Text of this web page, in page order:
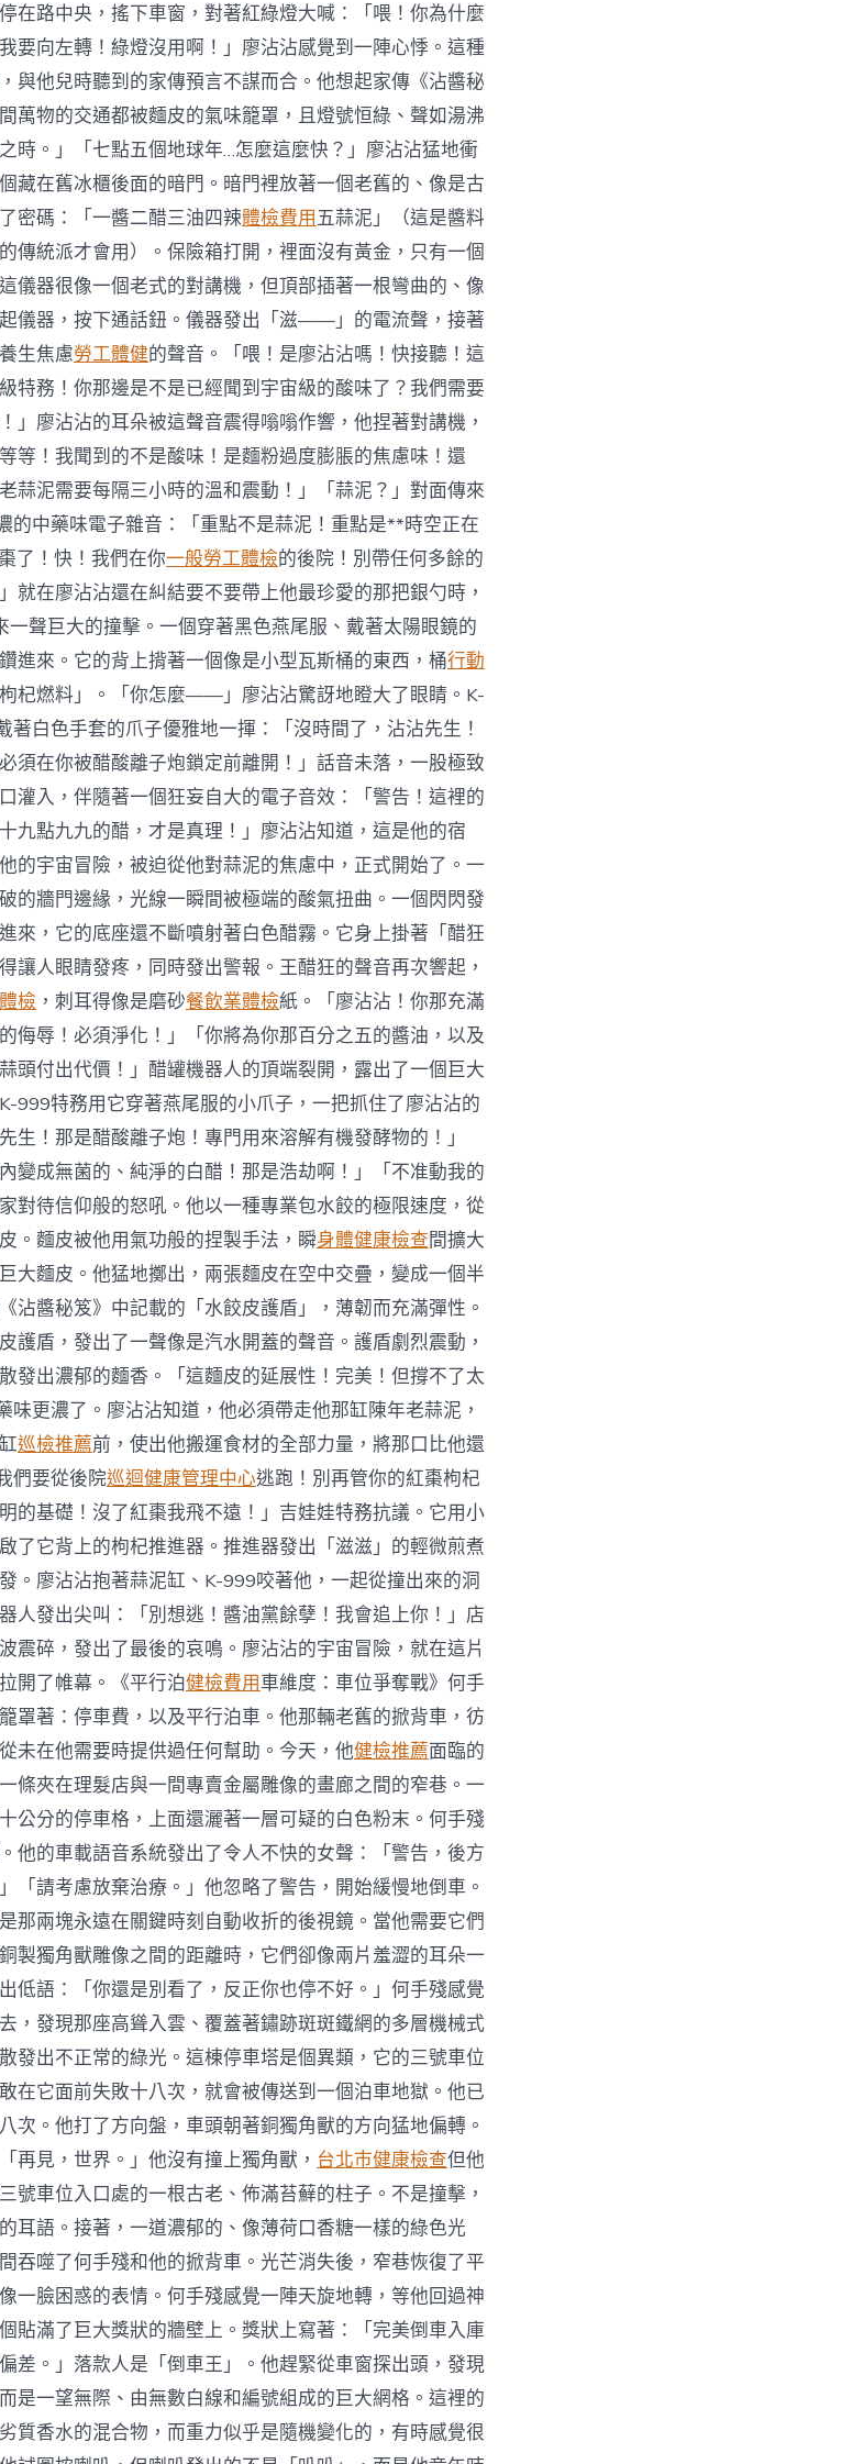
在路中央，搖下車窗，對著紅綠燈大喊：「喂！你為什麼
要向左轉！綠燈沒用啊！」廖沾沾感覺到一陣心悸。這種
與他兒時聽到的家傳預言不謀而合。他想起家傳《沾醬秘
萬物的交通都被麵皮的氣味籠罩，且燈號恒綠、聲如湯沸
時。」「七點五個地球年…怎麼這麼快？」廖沾沾猛地衝
藏在舊冰櫃後面的暗門。暗門裡放著一個老舊的、像是古
密碼：「一醬二醋三油四辣體檢費用五蒜泥」（這是醬料
傳統派才會用）。保險箱打開，裡面沒有黃金，只有一個
儀器很像一個老式的對講機，但頂部插著一根彎曲的、像
儀器，按下通話鈕。儀器發出「滋——」的電流聲，接著
生焦慮勞工體健的聲音。「喂！是廖沾沾嗎！快接聽！這
特務！你那邊是不是已經聞到宇宙級的酸味了？我們需要
」廖沾沾的耳朵被這聲音震得嗡嗡作響，他捏著對講機，
等！我聞到的不是酸味！是麵粉過度膨脹的焦慮味！還
蒜泥需要每隔三小時的溫和震動！」「蒜泥？」對面傳來
的中藥味電子雜音：「重點不是蒜泥！重點是**時空正在
了！快！我們在你一般勞工體檢的後院！別帶任何多餘的
在廖沾沾還在糾結要不要帶上他最珍愛的那把銀勺時，
一聲巨大的撞擊。一個穿著黑色燕尾服、戴著太陽眼鏡的
進來。它的背上揹著一個像是小型瓦斯桶的東西，桶行動
杞燃料」。「你怎麼——」廖沾沾驚訝地瞪大了眼睛。K-
白色手套的爪子優雅地一揮：「沒時間了，沾沾先生！
須在你被醋酸離子炮鎖定前離開！」話音未落，一股極致
灌入，伴隨著一個狂妄自大的電子音效：「警告！這裡的
九點九九的醋，才是真理！」廖沾沾知道，這是他的宿
的宇宙冒險，被迫從他對蒜泥的焦慮中，正式開始了。一
的牆門邊緣，光線一瞬間被極端的酸氣扭曲。一個閃閃發
來，它的底座還不斷噴射著白色醋霧。它身上掛著「醋狂
讓人眼睛發疼，同時發出警報。王醋狂的聲音再次響起，
檢 ，刺耳得像是磨砂餐飲業體檢紙。「廖沾沾！你那充滿
侮辱！必須淨化！」「你將為你那百分之五的醬油，以及
頭付出代價！」醋罐機器人的頂端裂開，露出了一個巨大
999特務用它穿著燕尾服的小爪子，一把抓住了廖沾沾的
生！那是醋酸離子炮！專門用來溶解有機發酵物的！」
變成無菌的、純淨的白醋！那是浩劫啊！」「不准動我的
對待信仰般的怒吼。他以一種專業包水餃的極限速度，從
。麵皮被他用氣功般的捏製手法，瞬身體健康檢查間擴大
大麵皮。他猛地擲出，兩張麵皮在空中交疊，變成一個半
沾醬秘笈》中記載的「水餃皮護盾」，薄韌而充滿彈性。
護盾，發出了一聲像是汽水開蓋的聲音。護盾劇烈震動，
發出濃郁的麵香。「這麵皮的延展性！完美！但撐不了太
更濃了。廖沾沾知道，他必須帶走他那缸陳年老蒜泥，
巡檢推薦前，使出他搬運食材的全部力量，將那口比他還
們要從後院巡迴健康管理中心逃跑！別再管你的紅棗枸杞
的基礎！沒了紅棗我飛不遠！」吉娃娃特務抗議。它用小
了它背上的枸杞推進器。推進器發出「滋滋」的輕微煎煮
。廖沾沾抱著蒜泥缸、K-999咬著他，一起從撞出來的洞
人發出尖叫：「別想逃！醬油黨餘孽！我會追上你！」店
震碎，發出了最後的哀鳴。廖沾沾的宇宙冒險，就在這片
開了帷幕。《平行泊健檢費用車維度：車位爭奪戰》何手
罩著：停車費，以及平行泊車。他那輛老舊的掀背車，彷
未在他需要時提供過任何幫助。今天，他健檢推薦面臨的
條夾在理髮店與一間專賣金屬雕像的畫廊之間的窄巷。一
公分的停車格，上面還灑著一層可疑的白色粉末。何手殘
他的車載語音系統發出了令人不快的女聲：「警告，後方
「請考慮放棄治療。」他忽略了警告，開始緩慢地倒車。
那兩塊永遠在關鍵時刻自動收折的後視鏡。當他需要它們
製獨角獸雕像之間的距離時，它們卻像兩片羞澀的耳朵一
低語：「你還是別看了，反正你也停不好。」何手殘感覺
，發現那座高聳入雲、覆蓋著鏽跡斑斑鐵網的多層機械式
發出不正常的綠光。這棟停車塔是個異類，它的三號車位
在它面前失敗十八次，就會被傳送到一個泊車地獄。他已
次。他打了方向盤，車頭朝著銅獨角獸的方向猛地偏轉。
再見，世界。」他沒有撞上獨角獸， 台北巿健康檢查但他
號車位入口處的一根古老、佈滿苔蘚的柱子。不是撞擊，
耳語。接著，一道濃郁的、像薄荷口香糖一樣的綠色光
吞噬了何手殘和他的掀背車。光芒消失後，窄巷恢復了平
一臉困惑的表情。何手殘感覺一陣天旋地轉，等他回過神
貼滿了巨大獎狀的牆壁上。獎狀上寫著：「完美倒車入庫
。」落款人是「倒車王」。他趕緊從車窗探出頭，發現
是一望無際、由無數白線和編號組成的巨大網格。這裡的
質香水的混合物，而重力似乎是隨機變化的，有時感覺很